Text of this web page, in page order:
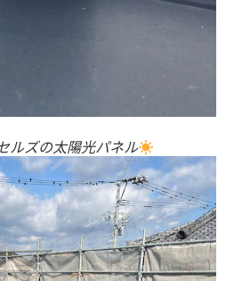
ルズの太陽光パネル